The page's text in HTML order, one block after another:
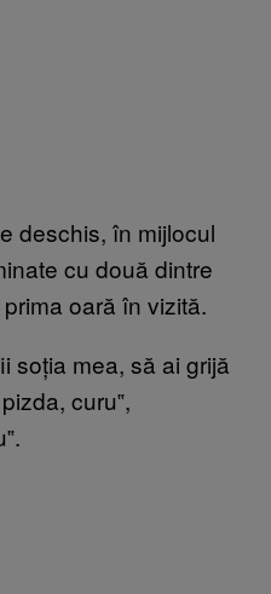
deschis, în mijlocul
cu două dintre
oară în vizită.
soția mea, să ai grijă
curu‟,